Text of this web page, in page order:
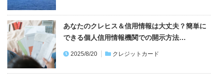
あなたのクレヒス＆信用情報は大丈夫？簡単に
できる個人信用情報機関での開示方法…
2025/8/20 クレジットカード